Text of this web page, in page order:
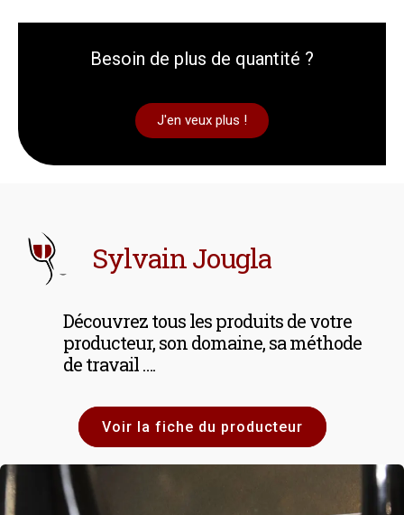
Besoin de plus de quantité ?
J'en veux plus !
Sylvain Jougla
Découvrez tous les produits de votre
producteur, son domaine, sa méthode
de travail ….